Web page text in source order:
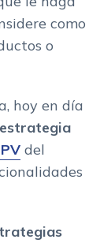
como
o
hoy en día
del